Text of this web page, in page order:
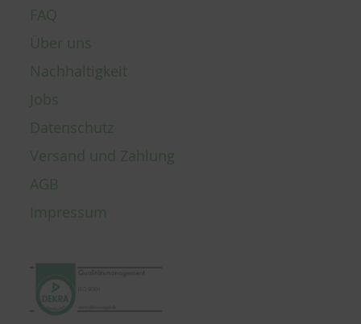
FAQ
Über uns
Nachhaltigkeit
Jobs
Datenschutz
Versand und Zahlung
AGB
Impressum